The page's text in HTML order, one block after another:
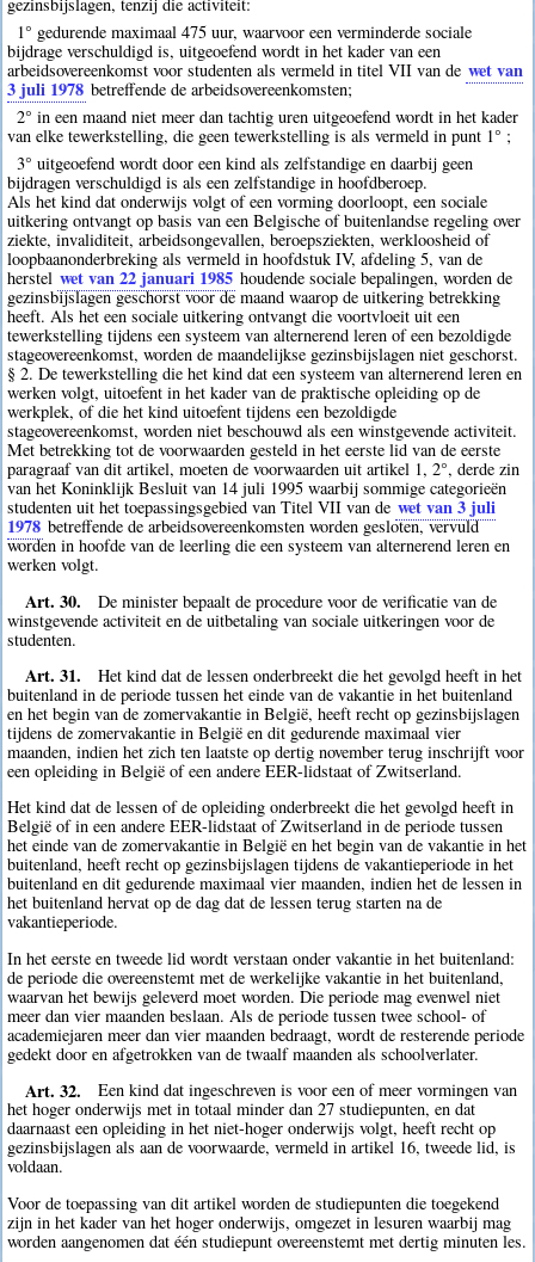
1° gedurende maximaal 475 uur, waarvoor een verminderde sociale
bijdrage verschuldigd is, uitgeoefend wordt in het kader van een
arbeidsovereenkomst voor studenten als vermeld in titel VII van de wet van
3 juli 1978 betreffende de arbeidsovereenkomsten;
2° in een maand niet meer dan tachtig uren uitgeoefend wordt in het kader
van elke tewerkstelling, die geen tewerkstelling is als vermeld in punt 1° ;
3° uitgeoefend wordt door een kind als zelfstandige en daarbij geen
bijdragen verschuldigd is als een zelfstandige in hoofdberoep.
Als het kind dat onderwijs volgt of een vorming doorloopt, een sociale
uitkering ontvangt op basis van een Belgische of buitenlandse regeling over
ziekte, invaliditeit, arbeidsongevallen, beroepsziekten, werkloosheid of
loopbaanonderbreking als vermeld in hoofdstuk IV, afdeling 5, van de
herstel wet van 22 januari 1985 houdende sociale bepalingen, worden de
gezinsbijslagen geschorst voor de maand waarop de uitkering betrekking
heeft. Als het een sociale uitkering ontvangt die voortvloeit uit een
tewerkstelling tijdens een systeem van alternerend leren of een bezoldigde
stageovereenkomst, worden de maandelijkse gezinsbijslagen niet geschorst.
§ 2. De tewerkstelling die het kind dat een systeem van alternerend leren en
werken volgt, uitoefent in het kader van de praktische opleiding op de
werkplek, of die het kind uitoefent tijdens een bezoldigde
stageovereenkomst, worden niet beschouwd als een winstgevende activiteit.
Met betrekking tot de voorwaarden gesteld in het eerste lid van de eerste
paragraaf van dit artikel, moeten de voorwaarden uit artikel 1, 2°, derde zin
van het Koninklijk Besluit van 14 juli 1995 waarbij sommige categorieën
studenten uit het toepassingsgebied van Titel VII van de wet van 3 juli
1978 betreffende de arbeidsovereenkomsten worden gesloten, vervuld
worden in hoofde van de leerling die een systeem van alternerend leren en
werken volgt.
Art. 30.
De minister bepaalt de procedure voor de verificatie van de
winstgevende activiteit en de uitbetaling van sociale uitkeringen voor de
studenten.
Art. 31.
Het kind dat de lessen onderbreekt die het gevolgd heeft in het
buitenland in de periode tussen het einde van de vakantie in het buitenland
en het begin van de zomervakantie in België, heeft recht op gezinsbijslagen
tijdens de zomervakantie in België en dit gedurende maximaal vier
maanden, indien het zich ten laatste op dertig november terug inschrijft voor
een opleiding in België of een andere EER-lidstaat of Zwitserland.
Het kind dat de lessen of de opleiding onderbreekt die het gevolgd heeft in
België of in een andere EER-lidstaat of Zwitserland in de periode tussen
het einde van de zomervakantie in België en het begin van de vakantie in het
buitenland, heeft recht op gezinsbijslagen tijdens de vakantieperiode in het
buitenland en dit gedurende maximaal vier maanden, indien het de lessen in
het buitenland hervat op de dag dat de lessen terug starten na de
vakantieperiode.
In het eerste en tweede lid wordt verstaan onder vakantie in het buitenland:
de periode die overeenstemt met de werkelijke vakantie in het buitenland,
waarvan het bewijs geleverd moet worden. Die periode mag evenwel niet
meer dan vier maanden beslaan. Als de periode tussen twee school- of
academiejaren meer dan vier maanden bedraagt, wordt de resterende periode
gedekt door en afgetrokken van de twaalf maanden als schoolverlater.
Art. 32.
Een kind dat ingeschreven is voor een of meer vormingen van
het hoger onderwijs met in totaal minder dan 27 studiepunten, en dat
daarnaast een opleiding in het niet-hoger onderwijs volgt, heeft recht op
gezinsbijslagen als aan de voorwaarde, vermeld in artikel 16, tweede lid, is
voldaan.
Voor de toepassing van dit artikel worden de studiepunten die toegekend
zijn in het kader van het hoger onderwijs, omgezet in lesuren waarbij mag
worden aangenomen dat één studiepunt overeenstemt met dertig minuten les.